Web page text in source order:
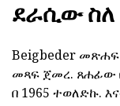
ደራሲው ስለ
Beigbeder መጽሐፍ
መጻፍ ጀመረ. ጸሐፊው
በ 1965 ተወለድኩ.